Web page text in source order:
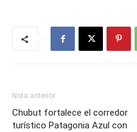
Nota anterior
Chubut fortalece el corredor
turístico Patagonia Azul con